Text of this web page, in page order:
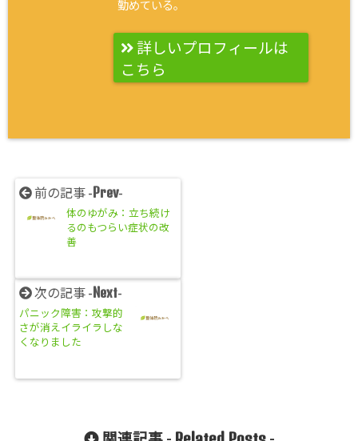
勤めている。
詳しいプロフィールは
こちら
前の記事 -Prev-
体のゆがみ：立ち続け
るのもつらい症状の改
善
次の記事 -Next-
パニック障害：攻撃的
さが消えイライラしな
くなりました